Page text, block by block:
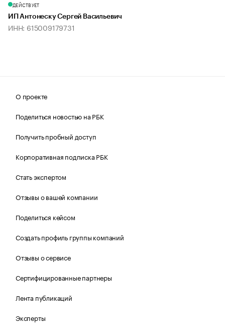
ДЕЙСТВУЕТ
ИП Антонеску Сергей Васильевич
ИНН: 615009179731
О проекте
Поделиться новостью на РБК
Получить пробный доступ
Корпоративная подписка РБК
Стать экспертом
Отзывы о вашей компании
Поделиться кейсом
Создать профиль группы компаний
Отзывы о сервисе
Сертифицированные партнеры
Лента публикаций
Эксперты